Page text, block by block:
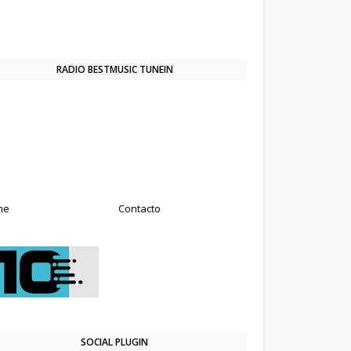
RADIO BESTMUSIC TUNEIN
Contacto
SOCIAL PLUGIN